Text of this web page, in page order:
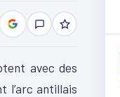
avec des
l’arc antillais